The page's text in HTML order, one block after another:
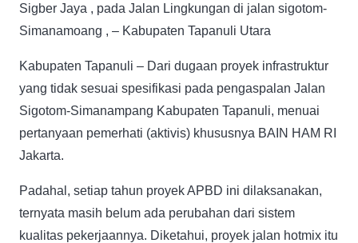
Sigber Jaya , pada Jalan Lingkungan di jalan sigotom-
Simanamoang , – Kabupaten Tapanuli Utara
Kabupaten Tapanuli – Dari dugaan proyek infrastruktur
yang tidak sesuai spesifikasi pada pengaspalan Jalan
Sigotom-Simanampang Kabupaten Tapanuli, menuai
pertanyaan pemerhati (aktivis) khususnya BAIN HAM RI
Jakarta.
Padahal, setiap tahun proyek APBD ini dilaksanakan,
ternyata masih belum ada perubahan dari sistem
kualitas pekerjaannya. Diketahui, proyek jalan hotmix itu